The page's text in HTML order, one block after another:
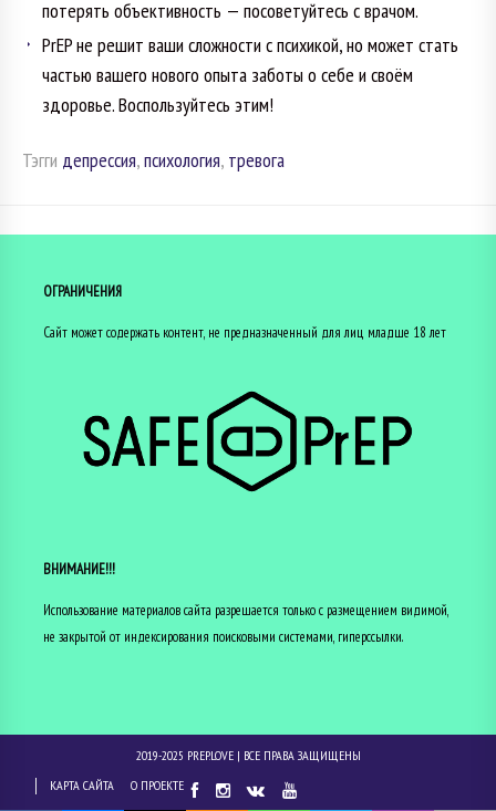
потерять объективность — посоветуйтесь с врачом.
PrEP не решит ваши сложности с психикой, но может стать
частью вашего нового опыта заботы о себе и своём
здоровье. Воспользуйтесь этим!
Тэгги депрессия,психология, тревога
ОГРАНИЧЕНИЯ
Сайт может содержать контент, не предназначенный для лиц младше 18 лет
ВНИМАНИЕ!!!
Использование материалов сайта разрешается только с размещением видимой,
не закрытой от индексирования поисковыми системами, гиперссылки.
2019-2025 PREP.LOVE| ВСЕ ПРАВА ЗАЩИЩЕНЫ
КАРТА САЙТА
О ПРОЕКТЕ